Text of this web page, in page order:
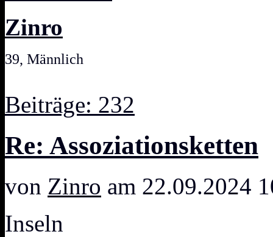
Zinro
39, Männlich
Beiträge: 232
Re: Assoziationsketten
von Zinro am 22.09.2024
Inseln